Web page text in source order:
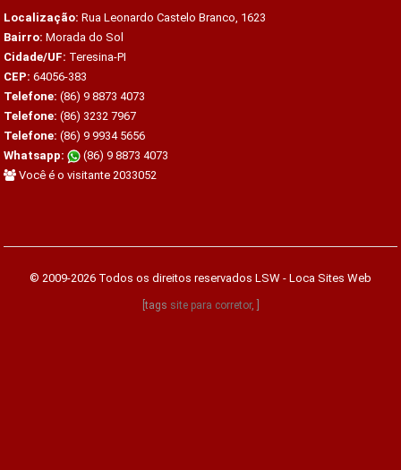
Localização: Rua Leonardo Castelo Branco, 1623
Bairro: Morada do Sol
Cidade/UF: Teresina-PI
CEP: 64056-383
Telefone: (86) 9 8873 4073
Telefone: (86) 3232 7967
Telefone: (86) 9 9934 5656
Whatsapp:
(86) 9 8873 4073
Você é o visitante 2033052
© 2009-2026 Todos os direitos reservados LSW - Loca Sites Web
[tags site para corretor, ]